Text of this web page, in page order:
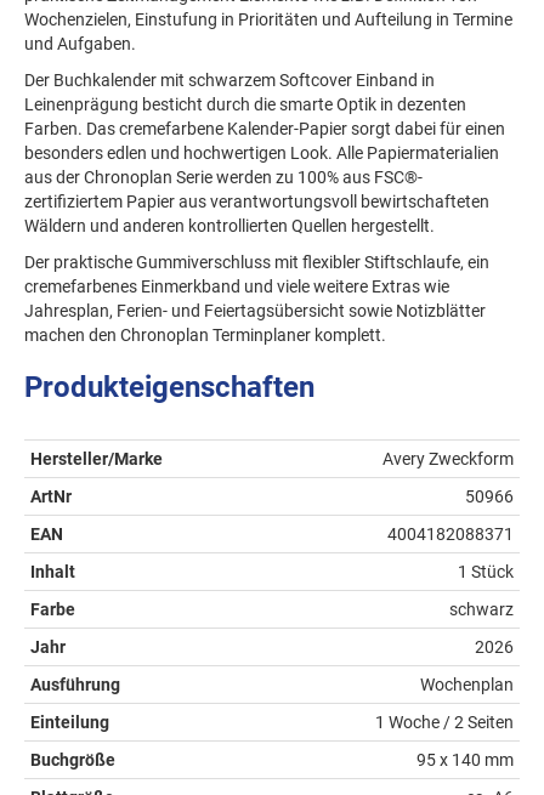
Wochenzielen, Einstufung in Prioritäten und Aufteilung in Termine
und Aufgaben.
Der Buchkalender mit schwarzem Softcover Einband in
Leinenprägung besticht durch die smarte Optik in dezenten
Farben. Das cremefarbene Kalender-Papier sorgt dabei für einen
besonders edlen und hochwertigen Look. Alle Papiermaterialien
aus der Chronoplan Serie werden zu 100% aus FSC®-
zertifiziertem Papier aus verantwortungsvoll bewirtschafteten
Wäldern und anderen kontrollierten Quellen hergestellt.
Der praktische Gummiverschluss mit flexibler Stiftschlaufe, ein
cremefarbenes Einmerkband und viele weitere Extras wie
Jahresplan, Ferien- und Feiertagsübersicht sowie Notizblätter
machen den Chronoplan Terminplaner komplett.
Produkteigenschaften
Hersteller/Marke
Avery Zweckform
ArtNr
50966
EAN
4004182088371
Inhalt
1 Stück
Farbe
schwarz
Jahr
2026
Ausführung
Wochenplan
Einteilung
1 Woche / 2 Seiten
Buchgröße
95 x 140 mm